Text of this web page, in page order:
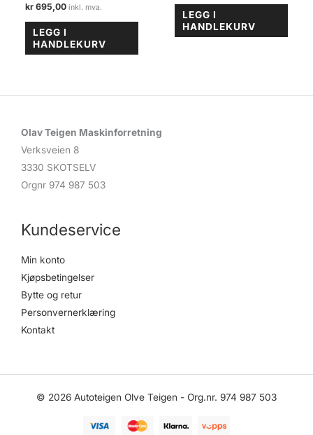
kr 695,00
LEGG I
HANDLEKURV
LEGG I
HANDLEKURV
Olav Teigen Maskinforretning
Verksveien 8
3330 SKOTSELV
Orgnr 974 987 503
Kundeservice
Min konto
Kjøpsbetingelser
Bytte og retur
Personvernerklæring
Kontakt
© 2026 Autoteigen Olve Teigen - Org.nr. 974 987 503